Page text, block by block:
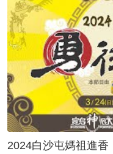
2024白沙屯媽祖進香